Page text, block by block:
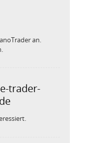
an.
trader-